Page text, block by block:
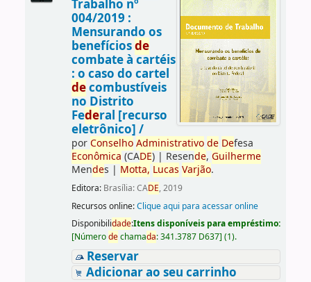
Trabalho nº
004/2019 :
Mensurando os
benefíciosde
combate à cartéis
: o caso do cartel
decombustíveis
no Distrito
Federal [recurso
eletrônico] /
porConselho Administrativo de Defesa
Econômica (CADE)| Resende, Guilherme
Mendes | Motta, Lucas Varjão.
Editora: Brasília: CADE, 2019
Recursos online:Clique aqui para acessar online
Disponibilidade:Itens disponíveis para empréstimo:
[Númerodechamada:341.3787 D637] (1).
Reservar
Adicionar ao seu carrinho